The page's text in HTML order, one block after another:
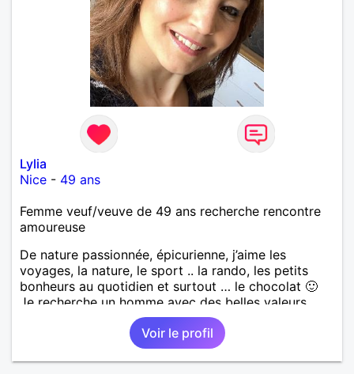
Lylia
Nice - 49 ans
Femme veuf/veuve de 49 ans recherche rencontre
amoureuse
De nature passionnée, épicurienne, j’aime les
voyages, la nature, le sport .. la rando, les petits
bonheurs au quotidien et surtout … le chocolat 🙂
Je recherche un homme avec des belles valeurs,
respectueux, bienveillant. Une jolie rencontre, un
feeling, une connexion, pour vivre une belle histoire
d’amour et profiter de ce que la vie peut nous offrir
de plus beau en retour. Je tiens à préciser, que je
Voir le profil